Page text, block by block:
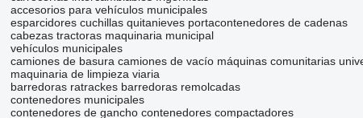
accesorios para vehículos municipales
esparcidores cuchillas quitanieves portacontenedores de cadenas
cabezas tractoras maquinaria municipal
vehículos municipales
camiones de basura camiones de vacío máquinas comunitarias
maquinaria de limpieza viaria
barredoras ratrackes barredoras remolcadas
contenedores municipales
contenedores de gancho contenedores compactadores